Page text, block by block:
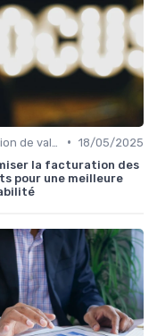
• 18/05/2025
la facturation des
pour une meilleure